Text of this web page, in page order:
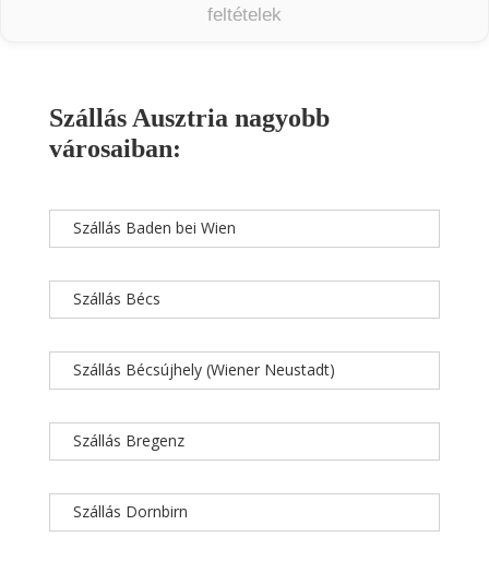
feltételek
Szállás Ausztria nagyobb
városaiban:
Szállás Baden bei Wien
Szállás Bécs
Szállás Bécsújhely (Wiener Neustadt)
Szállás Bregenz
Szállás Dornbirn